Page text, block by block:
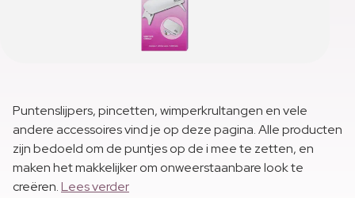
Puntenslijpers, pincetten, wimperkrultangen en vele
andere accessoires vind je op deze pagina. Alle producten
zijn bedoeld om de puntjes op de i mee te zetten, en
maken het makkelijker om onweerstaanbare look te
creëren.Lees verder